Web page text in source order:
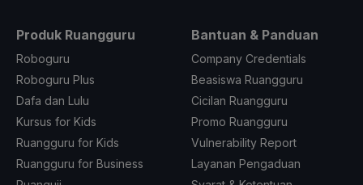
Produk Ruangguru
Roboguru
Roboguru Plus
Dafa dan Lulu
Kursus for Kids
Ruangguru for Kids
Ruangguru for Business
Bantuan & Panduan
Company Credentials
Beasiswa Ruangguru
Cicilan Ruangguru
Promo Ruangguru
Vulnerability Report
Layanan Pengaduan